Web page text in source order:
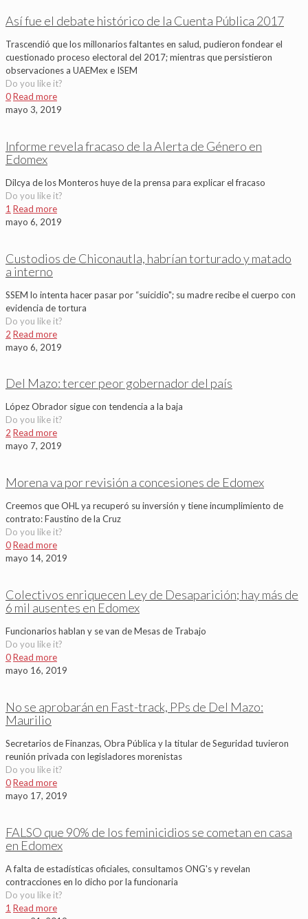
Así fue el debate histórico de la Cuenta Pública 2017
Trascendió que los millonarios faltantes en salud, pudieron fondear el
cuestionado proceso electoral del 2017; mientras que persistieron
observaciones a UAEMex e ISEM
Do you like it?
0Read more
mayo 3, 2019
Informe revela fracaso de la Alerta de Género en
Edomex
Dilcya de los Monteros huye de la prensa para explicar el fracaso
Do you like it?
1 Read more
mayo 6, 2019
Custodios de Chiconautla, habrían torturado y matado
a interno
SSEM lo intenta hacer pasar por “suicidio"; su madre recibe el cuerpo con
evidencia de tortura
Do you like it?
2 Read more
mayo 6, 2019
Del Mazo: tercer peor gobernador del país
López Obrador sigue con tendencia a la baja
Do you like it?
2 Read more
mayo 7, 2019
Morena va por revisión a concesiones de Edomex
Creemos que OHL ya recuperó su inversión y tiene incumplimiento de
contrato: Faustino de la Cruz
Do you like it?
0Read more
mayo 14, 2019
Colectivos enriquecen Ley de Desaparición; hay más de
6 mil ausentes en Edomex
Funcionarios hablan y se van de Mesas de Trabajo
Do you like it?
0Read more
mayo 16, 2019
No se aprobarán en Fast-track, PPs de Del Mazo:
Maurilio
Secretarios de Finanzas, Obra Pública y la titular de Seguridad tuvieron
reunión privada con legisladores morenistas
Do you like it?
0Read more
mayo 17, 2019
FALSO que 90% de los feminicidios se cometan en casa
en Edomex
A falta de estadísticas oficiales, consultamos ONG's y revelan
contracciones en lo dicho por la funcionaria
Do you like it?
1 Read more